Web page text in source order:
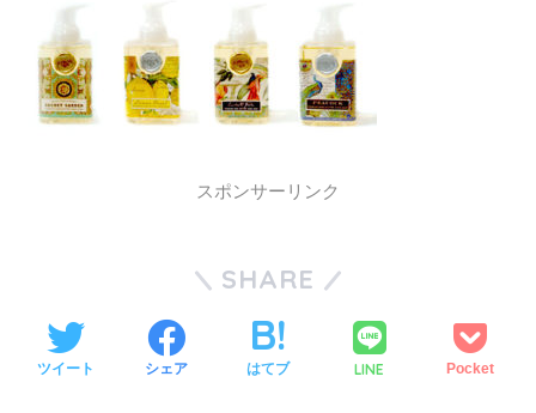
スポンサーリンク
SHARE
ツイート シェア はてブ LINE Pocket